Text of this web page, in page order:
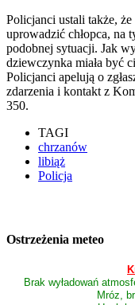
Policjanci ustali także,
uprowadzić chłopca, na
podobnej sytuacji. Jak
dziewczynka miała być
Policjanci apelują o
zdarzenia i kontakt z
350.
TAGI
chrzanów
libiąż
Policja
Ostrzeżenia meteo
Brak wyładowań
Mróz,